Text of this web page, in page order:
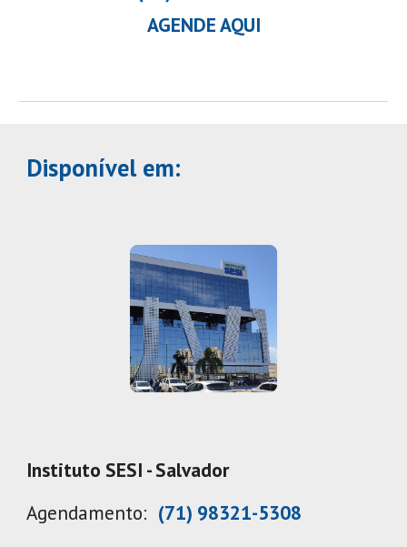
AGENDE AQUI
Disponível em:
Instituto SESI - Salvador
Agendamento: (71) 98321-5308